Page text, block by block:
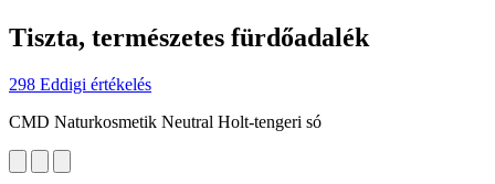
Tiszta, természetes fürdőadalék
298 Eddigi értékelés
CMD Naturkosmetik Neutral Holt-tengeri só